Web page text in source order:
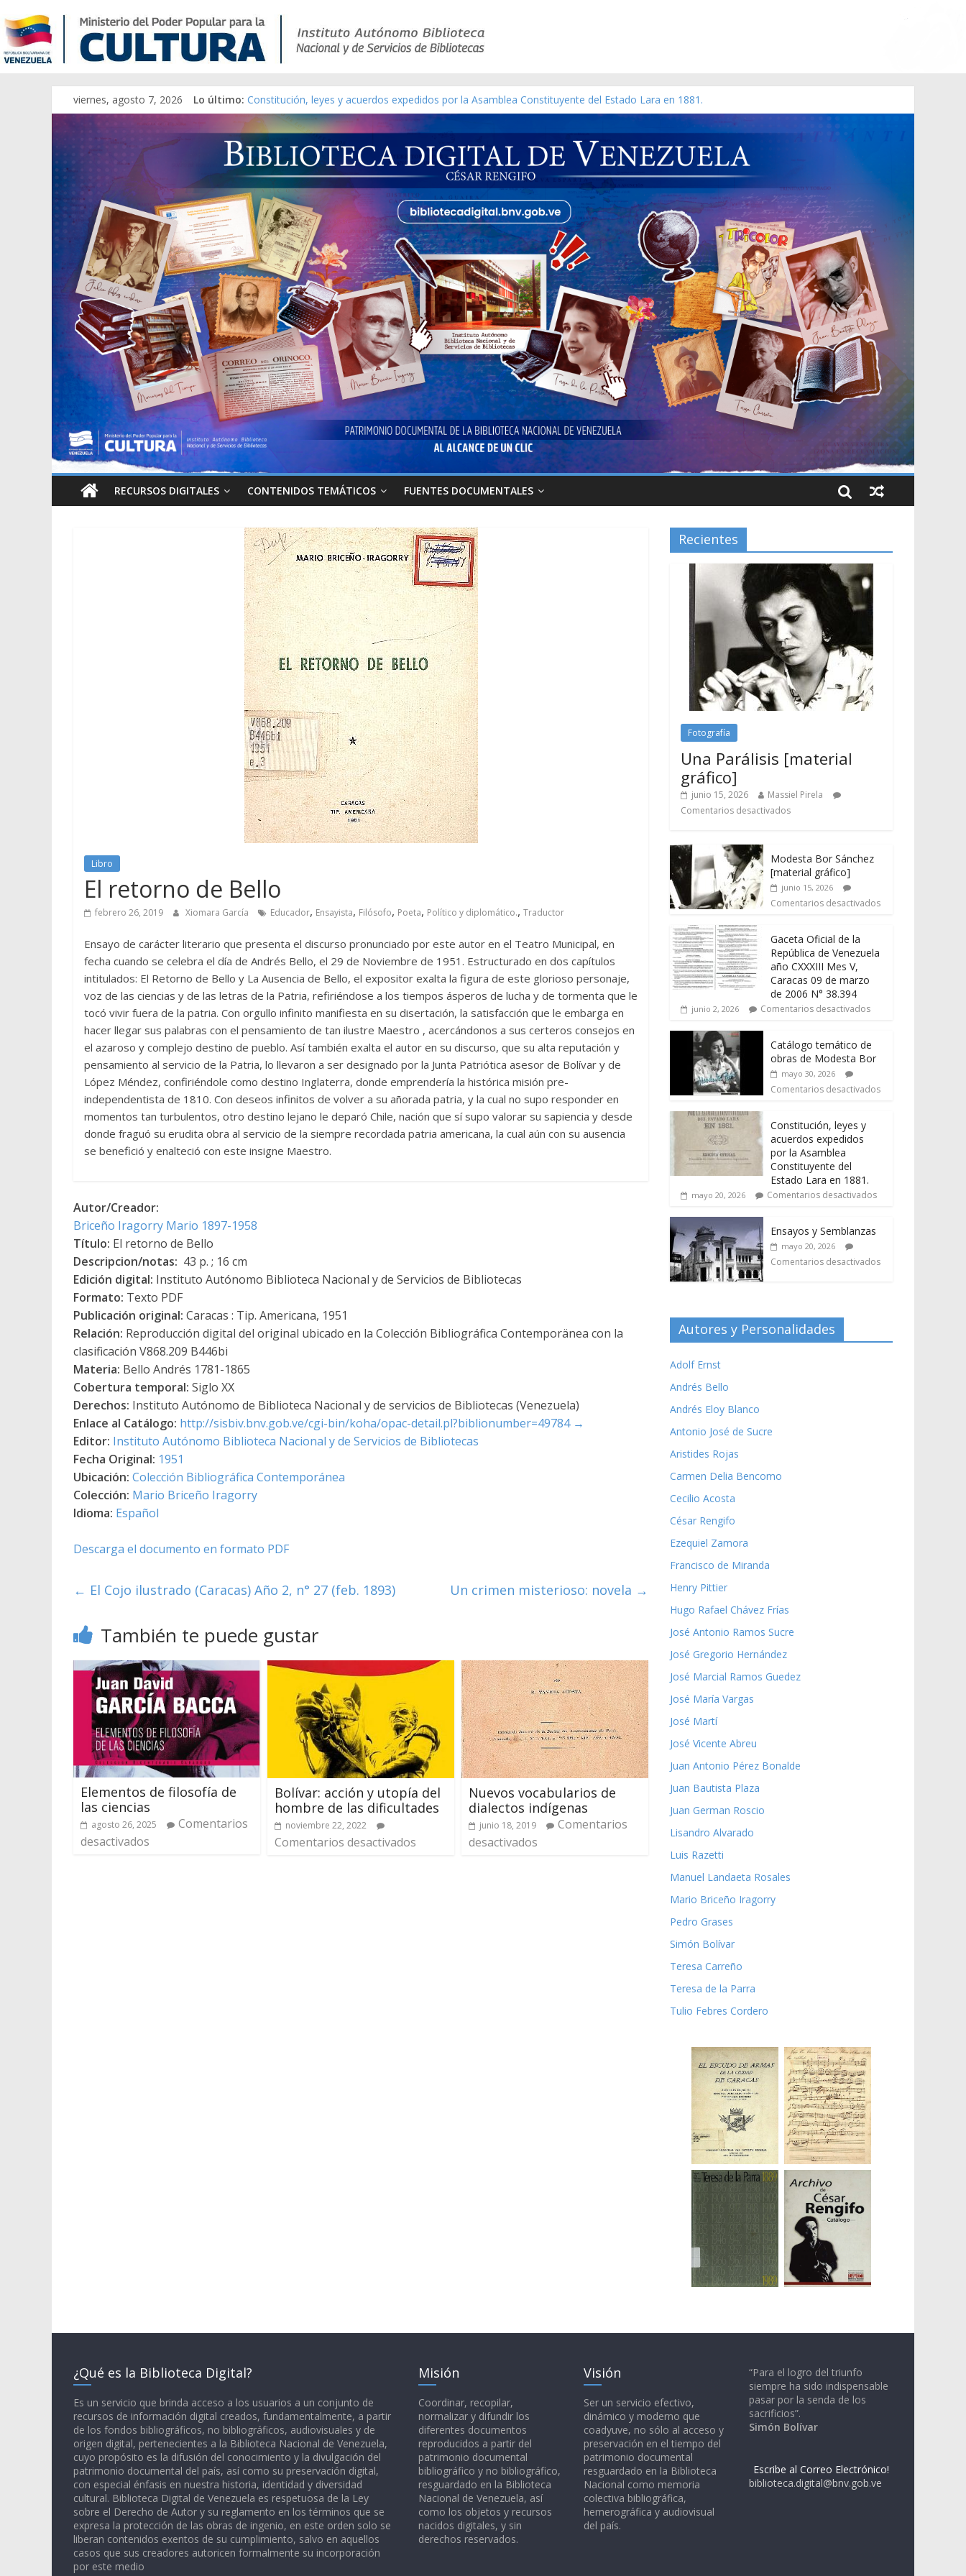
viernes, agosto 7, 2026 Lo último: Constitución, leyes y acuerdos expedidos por la Asamblea Constituyente del Estado Lara en 1881.
Una Parálisis [material gráfico]
Modesta Bor Sánchez [material gráfico]
Gaceta Oficial de la República de Venezuela año CXXXIII Mes V, Caracas 09 de marzo de 2006 N° 38.394
Catálogo temático de obras de Modesta Bor
RECURSOS DIGITALES CONTENIDOS TEMÁTICOS FUENTES DOCUMENTALES
Libro
El retorno de Bello
febrero 26, 2019 Xiomara García Educador, Ensayista, Filósofo, Poeta, Político y diplomático., Traductor
Ensayo de carácter literario que presenta el discurso pronunciado por este autor en el Teatro Municipal, en
fecha cuando se celebra el día de Andrés Bello, el 29 de Noviembre de 1951. Estructurado en dos capítulos
intitulados: El Retorno de Bello y La Ausencia de Bello, el expositor exalta la figura de este glorioso personaje,
voz de las ciencias y de las letras de la Patria, refiriéndose a los tiempos ásperos de lucha y de tormenta que le
tocó vivir fuera de la patria. Con orgullo infinito manifiesta en su disertación, la satisfacción que le embarga en
hacer llegar sus palabras con el pensamiento de tan ilustre Maestro , acercándonos a sus certeros consejos en
el azaroso y complejo destino de pueblo. Así también exalta el autor en su discurso, que su alta reputación y
pensamiento al servicio de la Patria, lo llevaron a ser designado por la Junta Patriótica asesor de Bolívar y de
López Méndez, confiriéndole como destino Inglaterra, donde emprendería la histórica misión pre-
independentista de 1810. Con deseos infinitos de volver a su añorada patria, y la cual no supo responder en
momentos tan turbulentos, otro destino lejano le deparó Chile, nación que sí supo valorar su sapiencia y desde
donde fraguó su erudita obra al servicio de la siempre recordada patria americana, la cual aún con su ausencia
se benefició y enalteció con este insigne Maestro.
Autor/Creador:
Briceño Iragorry Mario 1897-1958
Título: El retorno de Bello
Descripcion/notas: 43 p. ; 16 cm
Edición digital: Instituto Autónomo Biblioteca Nacional y de Servicios de Bibliotecas
Formato: Texto PDF
Publicación original: Caracas : Tip. Americana, 1951
Relación: Reproducción digital del original ubicado en la Colección Bibliográfica Contemporänea con la
clasificación V868.209 B446bi
Materia: Bello Andrés 1781-1865
Cobertura temporal: Siglo XX
Derechos: Instituto Autónomo de Biblioteca Nacional y de servicios de Bibliotecas (Venezuela)
Enlace al Catálogo: http://sisbiv.bnv.gob.ve/cgi-bin/koha/opac-detail.pl?biblionumber=49784 →
Editor: Instituto Autónomo Biblioteca Nacional y de Servicios de Bibliotecas
Fecha Original: 1951
Ubicación: Colección Bibliográfica Contemporánea
Colección: Mario Briceño Iragorry
Idioma: Español
Descarga el documento en formato PDF
← El Cojo ilustrado (Caracas) Año 2, n° 27 (feb. 1893) Un crimen misterioso: novela →
También te puede gustar
Elementos de filosofía de
las ciencias
agosto 26, 2025
Comentarios
desactivados
Bolívar: acción y utopía del
hombre de las dificultades
noviembre 22, 2022
Comentarios desactivados
Nuevos vocabularios de
dialectos indígenas
junio 18, 2019
Comentarios
desactivados
Recientes
Fotografía
Una Parálisis [material
gráfico]
junio 15, 2026
Massiel Pirela
Comentarios desactivados
Modesta Bor Sánchez
[material gráfico]
junio 15, 2026
Comentarios desactivados
Gaceta Oficial de la
República de Venezuela
año CXXXIII Mes V,
Caracas 09 de marzo
de 2006 N° 38.394
junio 2, 2026 Comentarios desactivados
Catálogo temático de
obras de Modesta Bor
mayo 30, 2026
Comentarios desactivados
Constitución, leyes y
acuerdos expedidos
por la Asamblea
Constituyente del
Estado Lara en 1881.
mayo 20, 2026 Comentarios desactivados
Ensayos y Semblanzas
mayo 20, 2026
Comentarios desactivados
Autores y Personalidades
Adolf Ernst
Andrés Bello
Andrés Eloy Blanco
Antonio José de Sucre
Aristides Rojas
Carmen Delia Bencomo
Cecilio Acosta
César Rengifo
Ezequiel Zamora
Francisco de Miranda
Henry Pittier
Hugo Rafael Chávez Frías
José Antonio Ramos Sucre
José Gregorio Hernández
José Marcial Ramos Guedez
José María Vargas
José Martí
José Vicente Abreu
Juan Antonio Pérez Bonalde
Juan Bautista Plaza
Juan German Roscio
Lisandro Alvarado
Luis Razetti
Manuel Landaeta Rosales
Mario Briceño Iragorry
Pedro Grases
Simón Bolívar
Teresa Carreño
Teresa de la Parra
Tulio Febres Cordero
¿Qué es la Biblioteca Digital?
Es un servicio que brinda acceso a los usuarios a un conjunto de
recursos de información digital creados, fundamentalmente, a partir
de los fondos bibliográficos, no bibliográficos, audiovisuales y de
origen digital, pertenecientes a la Biblioteca Nacional de Venezuela,
cuyo propósito es la difusión del conocimiento y la divulgación del
patrimonio documental del país, así como su preservación digital,
con especial énfasis en nuestra historia, identidad y diversidad
cultural. Biblioteca Digital de Venezuela es respetuosa de la Ley
sobre el Derecho de Autor y su reglamento en los términos que se
expresa la protección de las obras de ingenio, en este orden solo se
liberan contenidos exentos de su cumplimiento, salvo en aquellos
casos que sus creadores autoricen formalmente su incorporación
por este medio
Misión
Coordinar, recopilar,
normalizar y difundir los
diferentes documentos
reproducidos a partir del
patrimonio documental
bibliográfico y no bibliográfico,
resguardado en la Biblioteca
Nacional de Venezuela, así
como los objetos y recursos
nacidos digitales, y sin
derechos reservados.
Visión
Ser un servicio efectivo,
dinámico y moderno que
coadyuve, no sólo al acceso y
preservación en el tiempo del
patrimonio documental
resguardado en la Biblioteca
Nacional como memoria
colectiva bibliográfica,
hemerográfica y audiovisual
del país.
“Para el logro del triunfo
siempre ha sido indispensable
pasar por la senda de los
sacrificios”.
Simón Bolívar
Escribe al Correo Electrónico!
biblioteca.digital@bnv.gob.ve